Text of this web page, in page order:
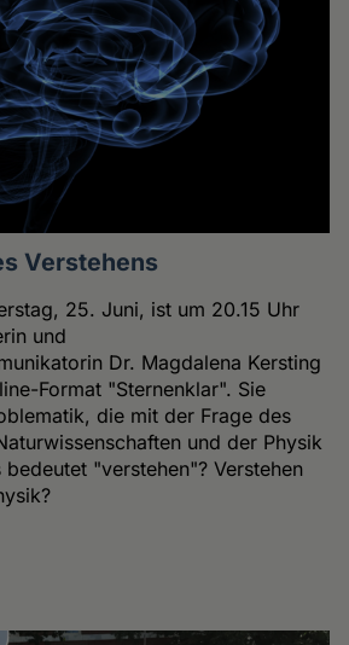
Verstehens
25. Juni, ist um 20.15 Uhr
und
Dr. Magdalena Kersting
Format "Sternenklar". Sie
die mit der Frage des
und der Physik
"verstehen"? Verstehen